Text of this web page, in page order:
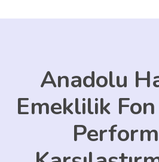
Anadolu
Emeklilik